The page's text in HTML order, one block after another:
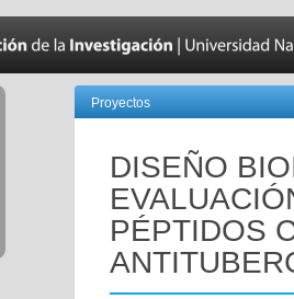
Proyectos
DISEÑO
PÉPTIDOS